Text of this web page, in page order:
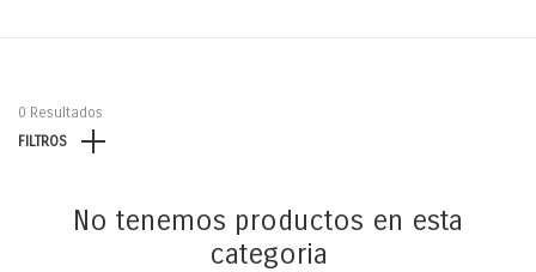
0 Resultados
FILTROS
No tenemos productos en esta
categoria